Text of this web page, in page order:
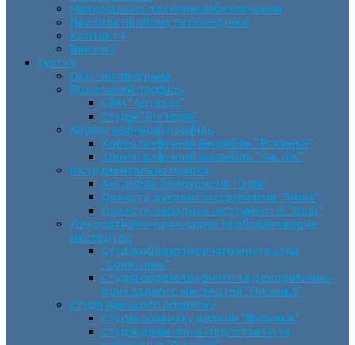
Матеріально-технічне забезпечення
Правила прийому та поведінки
Контакти
Вакансії
Гуртки
Освітня програма
Вокальний профіль
СВМ “Антарес”
Студія “Вікторія”
Хореографічний профіль
Хореографічний ансамбль “Росинка”
Хореографічний ансамбль “Час пік”
Інструментальна музика
Ансамбль бандуристів “Орія”
Оркестр духових інструментів “Зміна”
Оркестр народних інструментів “Орія”
Декоративно-прикладне та образотворче
мистецтво
Cтудія образотворчого мистецтва
“Соняшник”
Студія образотворчого та декоративно-
прикладного мистецтва “Писанка”
Студії раннього розвитку
Студія розвитку дитини “Веселка”
Студія дошкільної підготовки та